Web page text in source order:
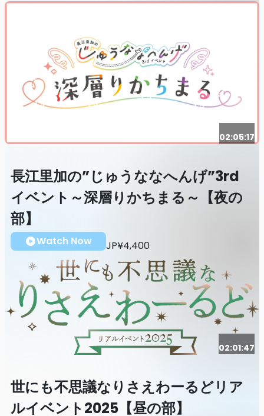
02:05:17
長江里加の”じゅうななへんげ”3rd
イベント～深層りかちまる～【夜の
部】
Watch Now JP¥4,400
02:01:47
世にも不思議なりさえわーるどリア
ルイベント2025【昼の部】